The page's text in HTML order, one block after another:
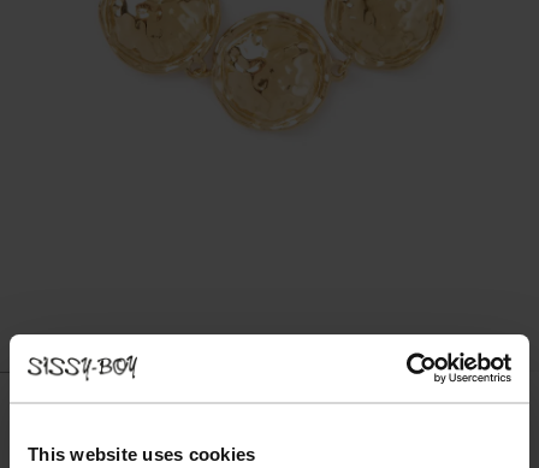
This website uses cookies